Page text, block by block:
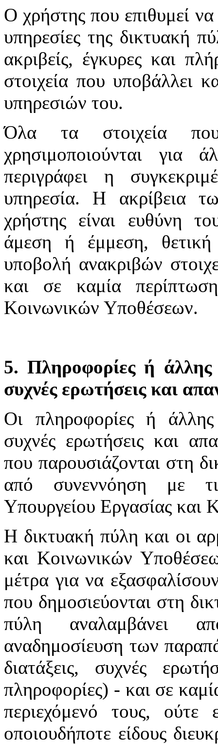
Ο χρήστης που επιθυμεί να
υπηρεσίες της δικτυακή
ακριβείς, έγκυρες και
στοιχεία που υποβάλλει
υπηρεσιών του.
Όλα τα στοιχεία
χρησιμοποιούνται
περιγράφει η
υπηρεσία. Η ακρίβεια
χρήστης είναι ευθύνη
άμεση ή έμμεση,
υποβολή ανακριβών
και σε καμία
Κοινωνικών Υποθέσεων.
5. Πληροφορίες ή άλλης
συχνές ερωτήσεις και
Οι πληροφορίες ή άλλης
συχνές ερωτήσεις και
που παρουσιάζονται στη
από συνεννόηση με
Υπουργείου Εργασίας και
Η δικτυακή πύλη και οι
και Κοινωνικών
μέτρα για να
που δημοσιεύονται στη
πύλη αναλαμβάνει
αναδημοσίευση των
διατάξεις, συχνές
πληροφορίες) - και σε
περιεχόμενό τους, ούτε
οποιουδήποτε είδους